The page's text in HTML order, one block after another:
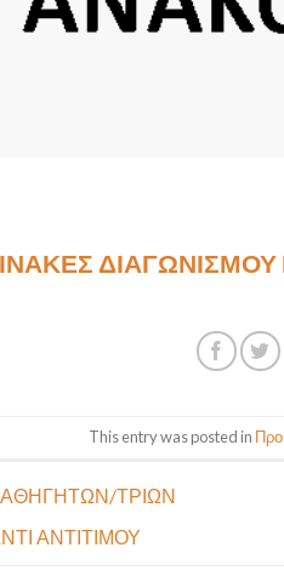
This entry was posted in
ΤΡΙΩΝ
ΑΝΤΙΤΙΜΟΥ